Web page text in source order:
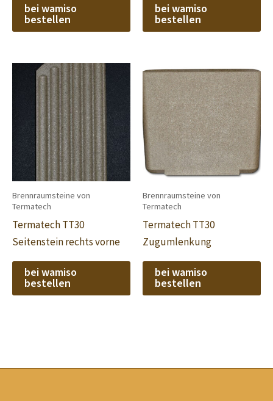
bei wamiso
bestellen
bei wamiso
bestellen
Brennraumsteine von
Termatech
Termatech TT30
Seitenstein rechts vorne
bei wamiso
bestellen
Brennraumsteine von
Termatech
Termatech TT30
Zugumlenkung
bei wamiso
bestellen